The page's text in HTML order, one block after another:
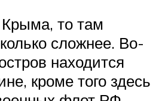
Крыма, то там
сложнее. Во-
находится
кроме того здесь